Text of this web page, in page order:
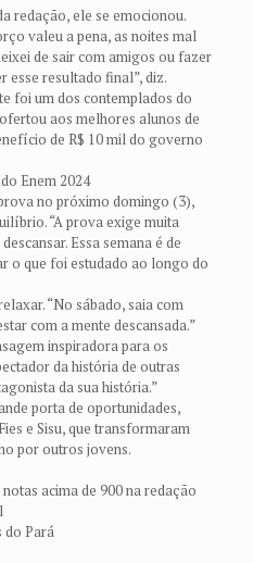
redação, ele se emocionou.
valeu a pena, as noites mal
de sair com amigos ou fazer
esse resultado final”, diz.
foi um dos contemplados do
aos melhores alunos de
de R$ 10 mil do governo
Enem 2024
no próximo domingo (3),
“A prova exige muita
Essa semana é de
o que foi estudado ao longo do
“No sábado, saia com
com a mente descansada.”
inspiradora para os
da história de outras
da sua história.”
porta de oportunidades,
e Sisu, que transformaram
por outros jovens.
acima de 900 na redação
do Pará